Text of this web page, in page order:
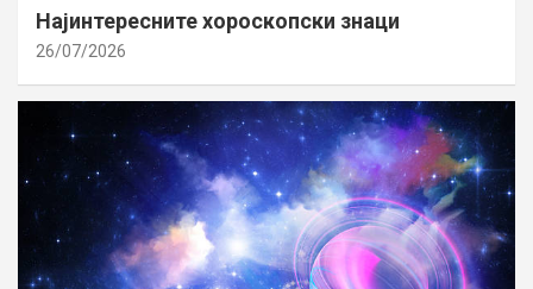
Најинтересните хороскопски знаци
26/07/2026